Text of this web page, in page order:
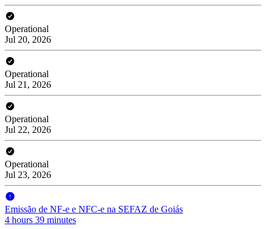
Operational
Jul 20, 2026
Operational
Jul 21, 2026
Operational
Jul 22, 2026
Operational
Jul 23, 2026
Emissão de NF-e e NFC-e na SEFAZ de Goiás
4 hours 39 minutes